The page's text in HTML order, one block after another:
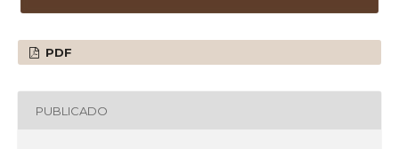
PDF
PUBLICADO